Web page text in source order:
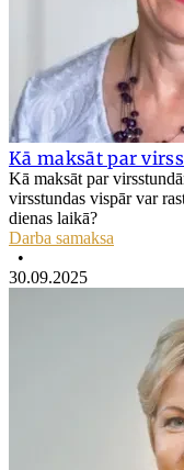
Kā maksāt par
Kā maksāt par
virsstundas vispār var
dienas laikā?
Darba samaksa
•
30.09.2025